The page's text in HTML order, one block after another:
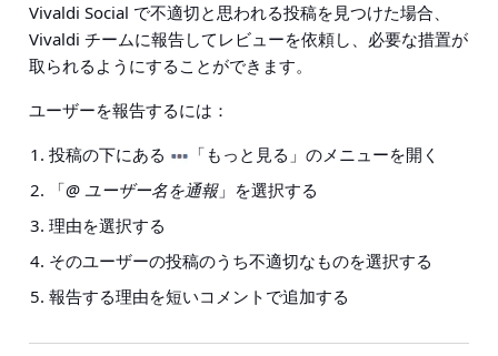
Vivaldi Social で不適切と思われる投稿を見つけた場合、
Vivaldi チームに報告してレビューを依頼し、必要な措置が
取られるようにすることができます。
ユーザーを報告するには：
投稿の下にある
「もっと見る」のメニューを開く
「@ ユーザー名を通報」を選択する
理由を選択する
そのユーザーの投稿のうち不適切なものを選択する
報告する理由を短いコメントで追加する